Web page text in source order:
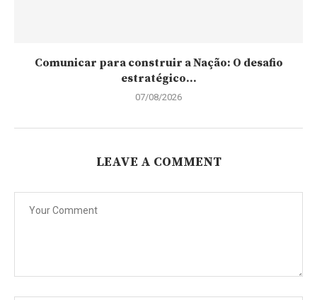
Comunicar para construir a Nação: O desafio
estratégico...
07/08/2026
LEAVE A COMMENT